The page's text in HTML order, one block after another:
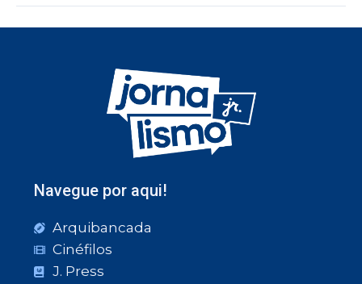
Navegue por aqui!
Arquibancada
Cinéfilos
J. Press